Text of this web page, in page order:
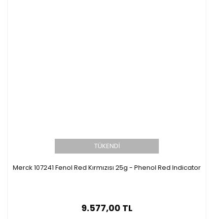
TÜKENDİ
Merck 107241 Fenol Red Kırmızısı 25g - Phenol Red Indicator
9.577,00 TL